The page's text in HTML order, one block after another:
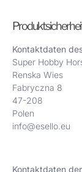
Kontaktdaten
Super Hobby
Renska Wies
Fabryczna 8
47-208
Polen
info@esello.eu
Kontaktdaten